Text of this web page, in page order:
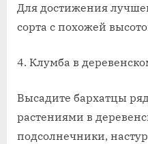
Для достижения
сорта с похожей
4. Клумба в
Высадите бархатцы
растениями в
подсолнечники,